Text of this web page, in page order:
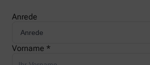
Anrede
Vorname *